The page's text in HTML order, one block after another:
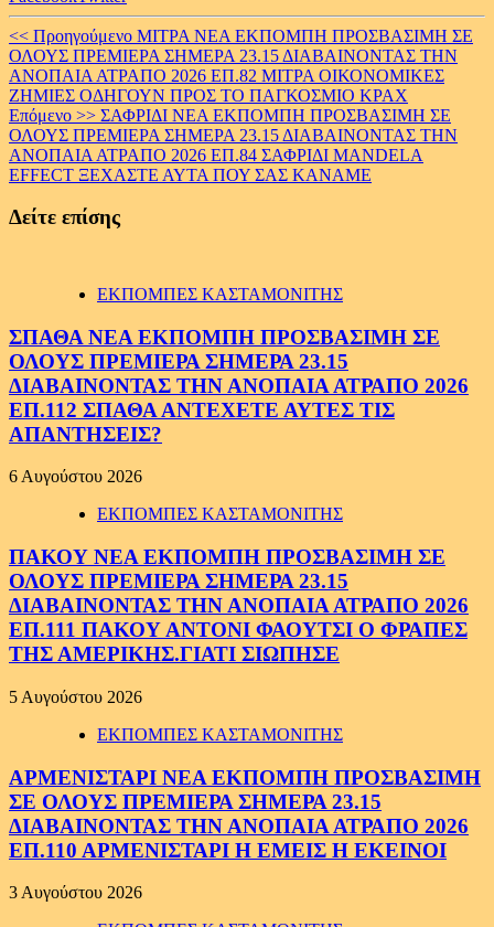
Continue
Reading
<< Προηγούμενο ΜΙΤΡΑ ΝΕΑ ΕΚΠΟΜΠΗ ΠΡΟΣΒΑΣΙΜΗ ΣΕ
ΟΛΟΥΣ ΠΡΕΜΙΕΡΑ ΣΗΜΕΡΑ 23.15 ΔΙΑΒΑΙΝΟΝΤΑΣ ΤΗΝ
ΑΝΟΠΑΙΑ ΑΤΡΑΠΟ 2026 ΕΠ.82 ΜΙΤΡΑ ΟΙΚΟΝΟΜΙΚΕΣ
ΖΗΜΙΕΣ ΟΔΗΓΟΥΝ ΠΡΟΣ ΤΟ ΠΑΓΚΟΣΜΙΟ ΚΡΑΧ
Επόμενο >> ΣΑΦΡΙΔΙ ΝΕΑ ΕΚΠΟΜΠΗ ΠΡΟΣΒΑΣΙΜΗ ΣΕ
ΟΛΟΥΣ ΠΡΕΜΙΕΡΑ ΣΗΜΕΡΑ 23.15 ΔΙΑΒΑΙΝΟΝΤΑΣ ΤΗΝ
ΑΝΟΠΑΙΑ ΑΤΡΑΠΟ 2026 ΕΠ.84 ΣΑΦΡΙΔΙ MANDELA
EFFECT ΞΕΧΑΣΤΕ ΑΥΤΑ ΠΟΥ ΣΑΣ ΚΑΝΑΜΕ
Δείτε επίσης
ΕΚΠΟΜΠΕΣ ΚΑΣΤΑΜΟΝΙΤΗΣ
ΣΠΑΘΑ ΝΕΑ ΕΚΠΟΜΠΗ ΠΡΟΣΒΑΣΙΜΗ ΣΕ
ΟΛΟΥΣ ΠΡΕΜΙΕΡΑ ΣΗΜΕΡΑ 23.15
ΔΙΑΒΑΙΝΟΝΤΑΣ ΤΗΝ ΑΝΟΠΑΙΑ ΑΤΡΑΠΟ 2026
ΕΠ.112 ΣΠΑΘΑ ΑΝΤΕΧΕΤΕ ΑΥΤΕΣ ΤΙΣ
ΑΠΑΝΤΗΣΕΙΣ?
6 Αυγούστου 2026
ΕΚΠΟΜΠΕΣ ΚΑΣΤΑΜΟΝΙΤΗΣ
ΠΑΚΟΥ ΝΕΑ ΕΚΠΟΜΠΗ ΠΡΟΣΒΑΣΙΜΗ ΣΕ
ΟΛΟΥΣ ΠΡΕΜΙΕΡΑ ΣΗΜΕΡΑ 23.15
ΔΙΑΒΑΙΝΟΝΤΑΣ ΤΗΝ ΑΝΟΠΑΙΑ ΑΤΡΑΠΟ 2026
ΕΠ.111 ΠΑΚΟΥ ΑΝΤΟΝΙ ΦΑΟΥΤΣΙ Ο ΦΡΑΠΕΣ
ΤΗΣ ΑΜΕΡΙΚΗΣ.ΓΙΑΤΙ ΣΙΩΠΗΣΕ
5 Αυγούστου 2026
ΕΚΠΟΜΠΕΣ ΚΑΣΤΑΜΟΝΙΤΗΣ
ΑΡΜΕΝΙΣΤΑΡΙ ΝΕΑ ΕΚΠΟΜΠΗ ΠΡΟΣΒΑΣΙΜΗ
ΣΕ ΟΛΟΥΣ ΠΡΕΜΙΕΡΑ ΣΗΜΕΡΑ 23.15
ΔΙΑΒΑΙΝΟΝΤΑΣ ΤΗΝ ΑΝΟΠΑΙΑ ΑΤΡΑΠΟ 2026
ΕΠ.110 ΑΡΜΕΝΙΣΤΑΡΙ Η ΕΜΕΙΣ Η ΕΚΕΙΝΟΙ
3 Αυγούστου 2026